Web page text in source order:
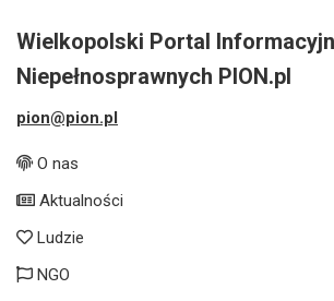
Wielkopolski Portal
Niepełnosprawnych PION.pl
pion@pion.pl
O nas
Aktualności
Ludzie
NGO